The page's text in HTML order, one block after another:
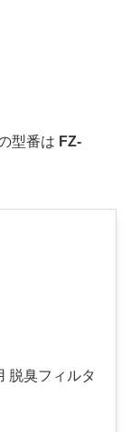
型番は FZ-
脱臭フィルタ